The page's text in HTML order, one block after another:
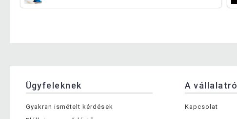
Ügyfeleknek
Gyakran ismételt kérdések
A vállalatról
Kapcsolat